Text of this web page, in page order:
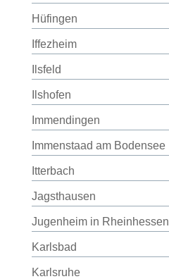
Hüfingen
Iffezheim
Ilsfeld
Ilshofen
Immendingen
Immenstaad am Bodensee
Itterbach
Jagsthausen
Jugenheim in Rheinhessen
Karlsbad
Karlsruhe